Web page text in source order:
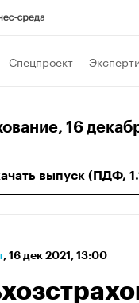
Спецпроект
, 16
выпуск (ПДФ,
⁠, 16 дек 2021, 13:00